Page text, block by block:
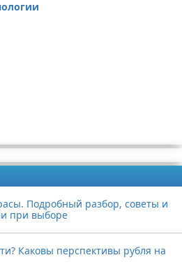
Подробный разбор, советы и
при выборе
Каковы перспективы рубля на